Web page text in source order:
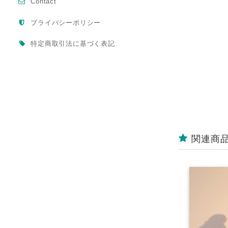
プライバシーポリシー
特定商取引法に基づく表記
関連商